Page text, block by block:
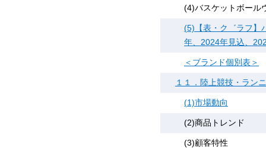
(4)バスケットボール
(5)【表・ク゛ラフ】
年、2024年見込、
＜ブランド個別表＞
１１．陸上競技・ラン
(1)市場動向
(2)商品トレンド
(3)顧客特性